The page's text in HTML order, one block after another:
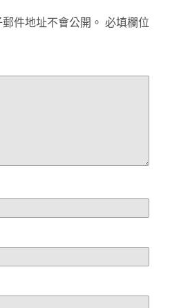
件地址不會公開。 必填欄位